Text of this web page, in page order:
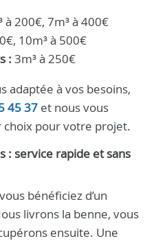
à 200€, 7m³ à 400€
10m³ à 500€
: 3m³ à 250€
adaptée à vos besoins,
45 37 et nous vous
pour votre projet.
: service rapide et sans
bénéficiez d’un
livrons la benne, vous
ensuite. Une